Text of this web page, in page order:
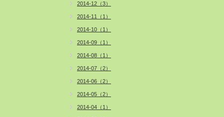
2014-12（3）
2014-11（1）
2014-10（1）
2014-09（1）
2014-08（1）
2014-07（2）
2014-06（2）
2014-05（2）
2014-04（1）